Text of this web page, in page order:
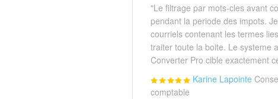
"Le filtrage par mots-cles avant
pendant la periode des impots.
courriels contenant les termes
traiter toute la boite. Le systeme
Converter Pro cible exactement
Karine Lapointe
comptable